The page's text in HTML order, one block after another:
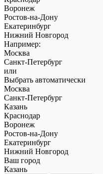
Воронеж
Ростов-на-Дону
Екатеринбург
Нижний Новгород
Например:
Москва
Санкт-Петербург
или
Выбрать автоматически
Москва
Санкт-Петербург
Казань
Краснодар
Воронеж
Ростов-на-Дону
Екатеринбург
Нижний Новгород
Ваш город
Казань